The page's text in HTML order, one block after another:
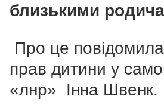
близькими
Про це
прав дитини у
«лнр» Інна Швенк.